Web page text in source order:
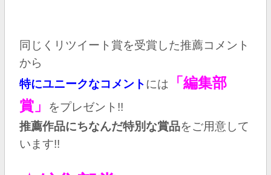
同じくリツイート賞を受賞した推薦コメント
から
特にユニークなコメント には
「編集部
賞」
をプレゼント!!
推薦作品にちなんだ特別な賞品をご用意して
います!!